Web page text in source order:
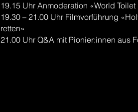
19.15 Uhr Anmoderation «World Toilet
19.30 – 21.00 Uhr Filmvorführung
retten»
21.00 Uhr Q&A mit Pionier:innen aus